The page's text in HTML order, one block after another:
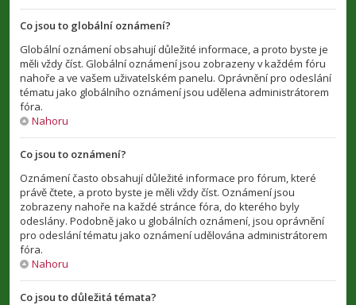
Co jsou to globální oznámení?
Globální oznámení obsahují důležité informace, a proto byste je
měli vždy číst. Globální oznámení jsou zobrazeny v každém fóru
nahoře a ve vašem uživatelském panelu. Oprávnění pro odeslání
tématu jako globálního oznámení jsou udělena administrátorem
fóra.
Nahoru
Co jsou to oznámení?
Oznámení často obsahují důležité informace pro fórum, které
právě čtete, a proto byste je měli vždy číst. Oznámení jsou
zobrazeny nahoře na každé stránce fóra, do kterého byly
odeslány. Podobně jako u globálních oznámení, jsou oprávnění
pro odeslání tématu jako oznámení udělována administrátorem
fóra.
Nahoru
Co jsou to důležitá témata?